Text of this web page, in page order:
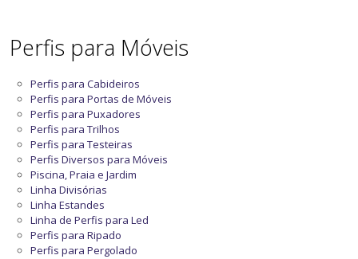
Perfis para Móveis
Perfis para Cabideiros
Perfis para Portas de Móveis
Perfis para Puxadores
Perfis para Trilhos
Perfis para Testeiras
Perfis Diversos para Móveis
Piscina, Praia e Jardim
Linha Divisórias
Linha Estandes
Linha de Perfis para Led
Perfis para Ripado
Perfis para Pergolado